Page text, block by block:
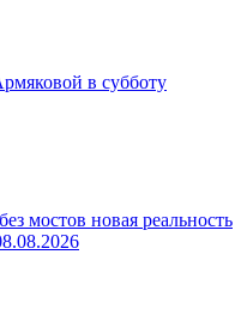
в субботу
мостов новая реальность